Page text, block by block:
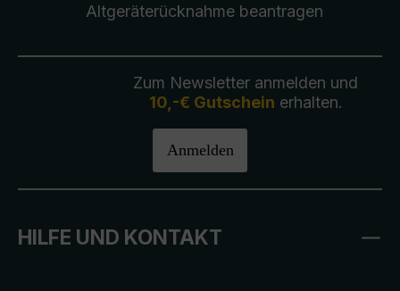
Altgeräterücknahmebeantragen
Zum Newsletter anmelden und
10,-€ Gutschein erhalten.
Anmelden
HILFE UND KONTAKT